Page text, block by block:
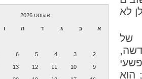
מ-400 משפחות ל-600. גולן לא
של
הוא
אוגוסט 2026
א ב ג ד ה ו
2
3
4
5
6
9
10
11
12
13